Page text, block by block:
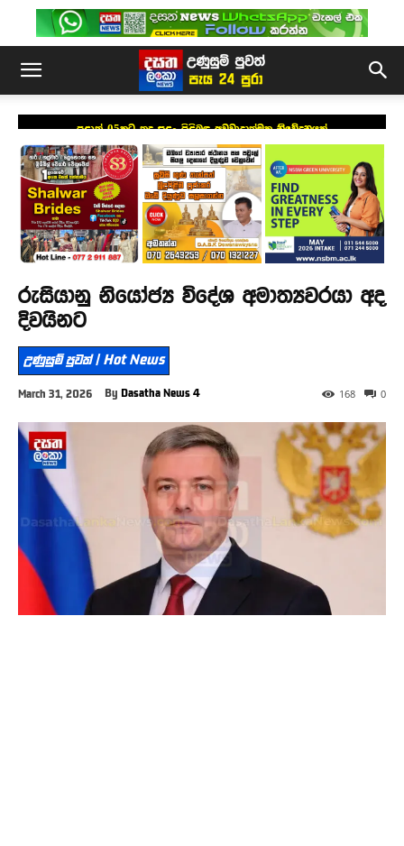
පළාත් 05කට තද සුළං පිළිබඳ අවවාදාත්මක නිවේදනයක්
රුසියානු නියෝජ්‍ය විදේශ අමාත්‍යවරයා අද
දිවයිනට
උණුසුම් පුවත් | Hot News
March 31, 2026 By Dasatha News 4 0
168